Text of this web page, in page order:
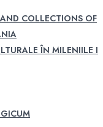
COLLECTIONS OF
ÎN MILENIILE I